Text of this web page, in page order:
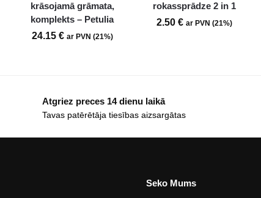
krāsojamā grāmata,
komplekts – Petulia
24.15 € ar PVN (21%)
rokassprādze 2 in 1
2.50€ ar PVN (21%)
Atgriez preces 14 dienu laikā
Tavas patērētāja tiesības aizsargātas
Seko Mums